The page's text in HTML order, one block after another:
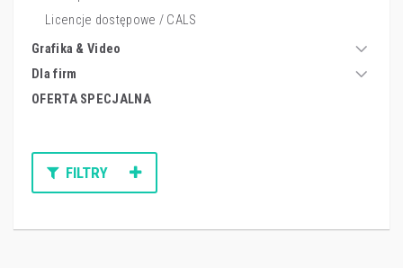
Licencje dostępowe / CALS
Grafika & Video
Dla firm
OFERTA SPECJALNA
FILTRY